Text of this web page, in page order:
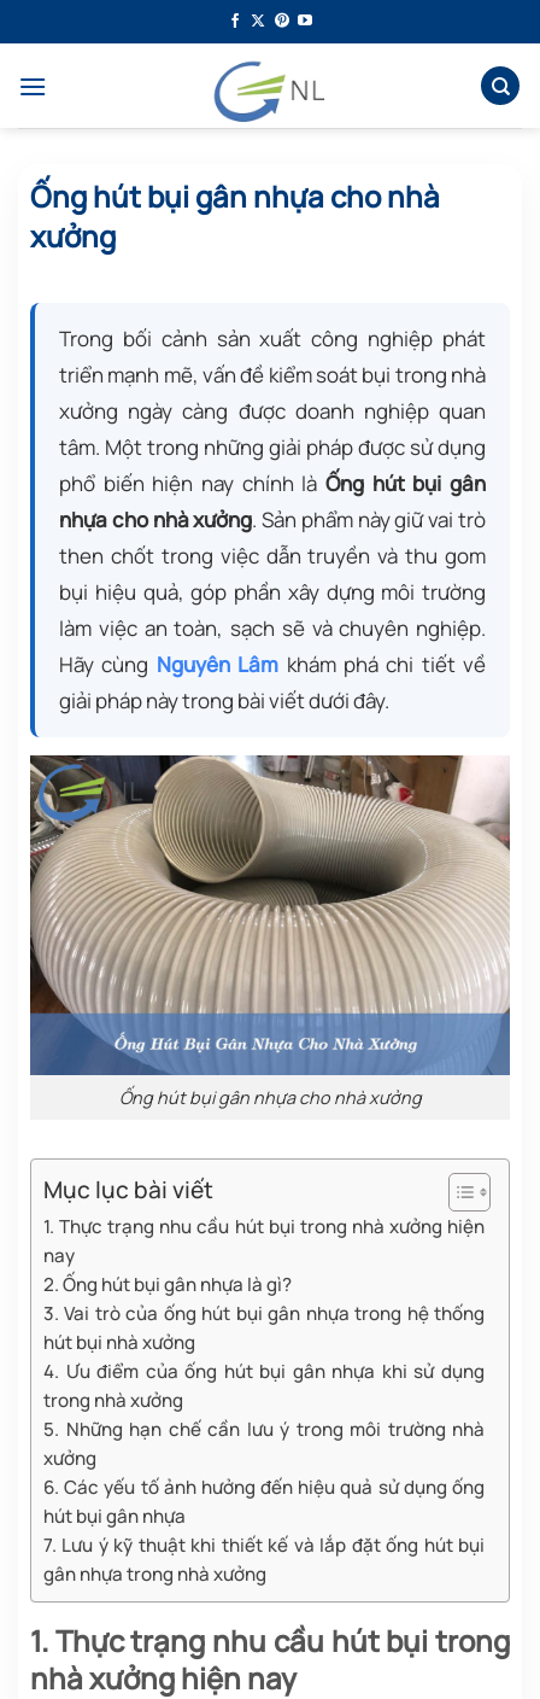
qua
dung
Ống hút bụi gân nhựa cho nhà
xưởng
Trong bối cảnh sản xuất công nghiệp phát
triển mạnh mẽ, vấn đề kiểm soát bụi trong nhà
xưởng ngày càng được doanh nghiệp quan
tâm. Một trong những giải pháp được sử dụng
phổ biến hiện nay chính là Ống hút bụi gân
nhựa cho nhà xưởng. Sản phẩm này giữ vai trò
then chốt trong việc dẫn truyền và thu gom
bụi hiệu quả, góp phần xây dựng môi trường
làm việc an toàn, sạch sẽ và chuyên nghiệp.
Hãy cùng Nguyên Lâm khám phá chi tiết về
giải pháp này trong bài viết dưới đây.
Ống hút bụi gân nhựa cho nhà xưởng
Mục lục bài viết
1. Thực trạng nhu cầu hút bụi trong nhà xưởng hiện
nay
2. Ống hút bụi gân nhựa là gì?
3. Vai trò của ống hút bụi gân nhựa trong hệ thống
hút bụi nhà xưởng
4. Ưu điểm của ống hút bụi gân nhựa khi sử dụng
trong nhà xưởng
5. Những hạn chế cần lưu ý trong môi trường nhà
xưởng
6. Các yếu tố ảnh hưởng đến hiệu quả sử dụng ống
hút bụi gân nhựa
7. Lưu ý kỹ thuật khi thiết kế và lắp đặt ống hút bụi
gân nhựa trong nhà xưởng
1. Thực trạng nhu cầu hút bụi trong
nhà xưởng hiện nay